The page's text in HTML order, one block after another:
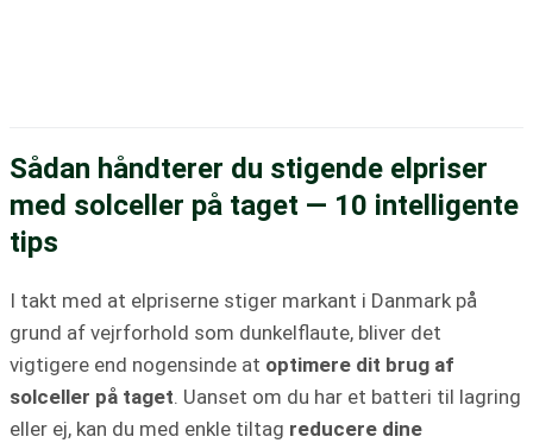
Sådan håndterer du stigende elpriser
med solceller på taget — 10 intelligente
tips
I takt med at elpriserne stiger markant i Danmark på
grund af vejrforhold som dunkelflaute, bliver det
vigtigere end nogensinde at optimere dit brug af
solceller på taget. Uanset om du har et batteri til lagring
eller ej, kan du med enkle tiltag reducere dine